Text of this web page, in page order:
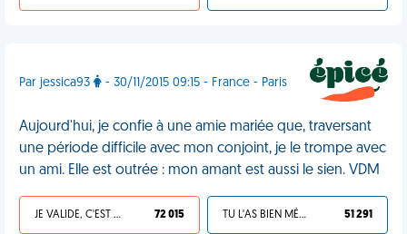
Par jessica93 - 30/11/2015 09:15 - France - Paris
Aujourd'hui, je confie à une amie mariée que, traversant
une période difficile avec mon conjoint, je le trompe avec
un ami. Elle est outrée : mon amant est aussi le sien. VDM
JE VALIDE, C'EST UNE VDM 72 015 TU L'AS BIEN MÉRITÉ 51 291